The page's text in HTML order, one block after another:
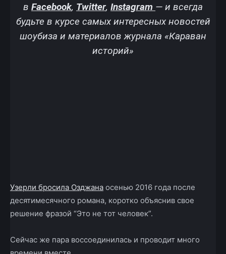
в Facebook, Twitter, Instagram — и всегда
будьте в курсе самых интересных новостей
шоубиза и материалов журнала «Караван
историй»
Узерли бросила Озджана осенью 2016 года после
десятимесячного романа, коротко объяснив свое
решение фразой “Это не тот человек”.
Сейчас же пара воссоединилась и проводит много